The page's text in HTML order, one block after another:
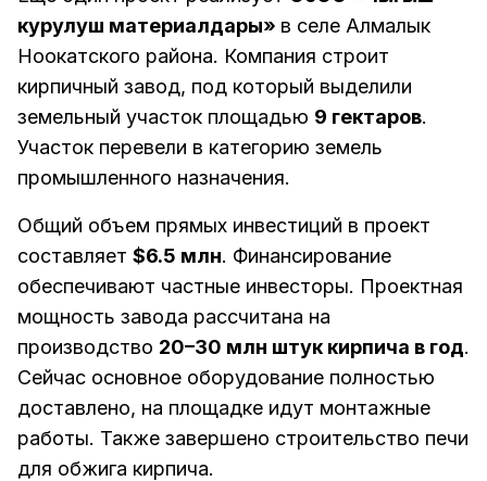
курулуш материалдары» в селе Алмалык
Ноокатского района. Компания строит
кирпичный завод, под который выделили
земельный участок площадью 9 гектаров.
Участок перевели в категорию земель
промышленного назначения.
Общий объем прямых инвестиций в проект
составляет $6.5 млн. Финансирование
обеспечивают частные инвесторы. Проектная
мощность завода рассчитана на
производство 20–30 млн штук кирпича в год.
Сейчас основное оборудование полностью
доставлено, на площадке идут монтажные
работы. Также завершено строительство печи
для обжига кирпича.